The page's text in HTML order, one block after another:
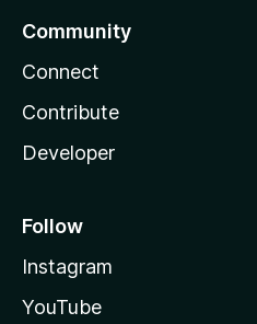
Community
Connect
Contribute
Developer
Follow
Instagram
YouTube